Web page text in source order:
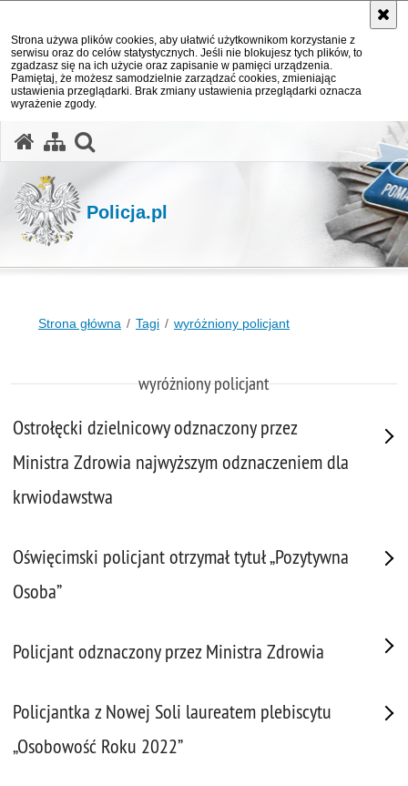
Strona używa plików cookies, aby ułatwić użytkownikom korzystanie z
serwisu oraz do celów statystycznych. Jeśli nie blokujesz tych plików, to
zgadzasz się na ich użycie oraz zapisanie w pamięci urządzenia.
Pamiętaj, że możesz samodzielnie zarządzać cookies, zmieniając
ustawienia przeglądarki. Brak zmiany ustawienia przeglądarki oznacza
wyrażenie zgody.
Policja.pl
Strona główna Tagi wyróżniony policjant
wyróżniony policjant
Ostrołęcki dzielnicowy odznaczony przez
Ministra Zdrowia najwyższym odznaczeniem dla
krwiodawstwa
Oświęcimski policjant otrzymał tytuł „Pozytywna
Osoba”
Policjant odznaczony przez Ministra Zdrowia
Policjantka z Nowej Soli laureatem plebiscytu
„Osobowość Roku 2022”